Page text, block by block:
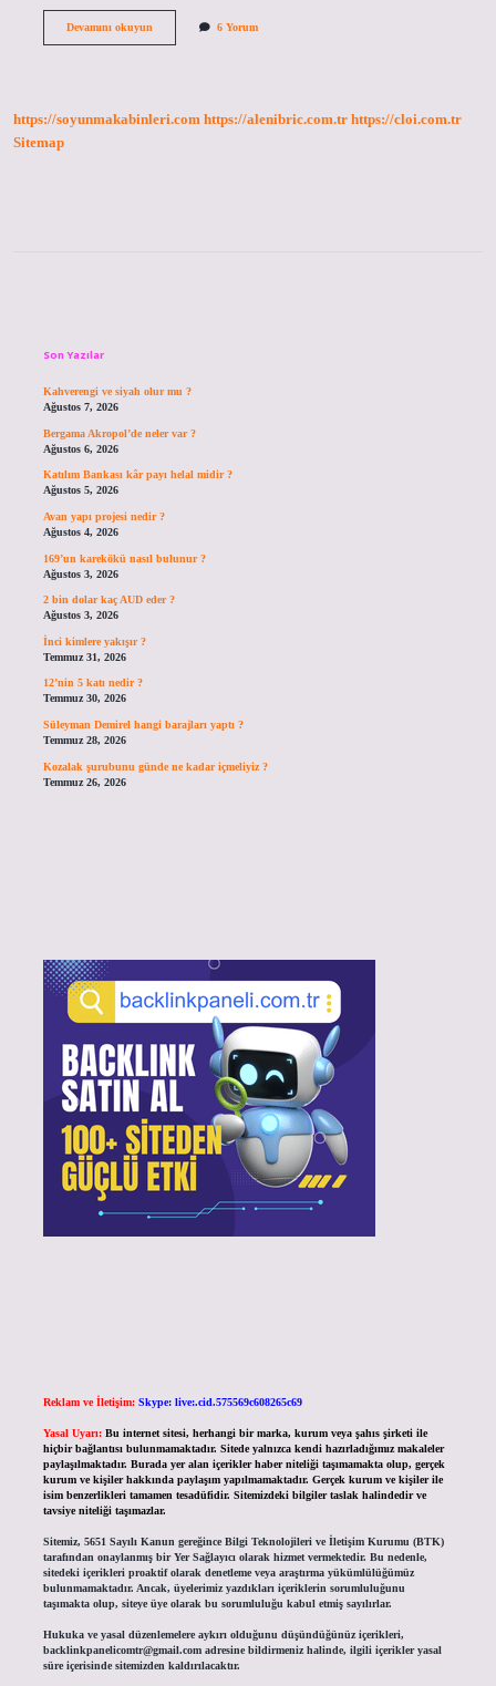
Devamını okuyunKalp
6 Yorum
https://soyunmakabinleri.com https://alenibric.com.tr https://cloi.com.tr
Sitemap
Son Yazılar
Kahverengi ve siyah olur mu ?
Ağustos 7, 2026
Bergama Akropol’de neler var ?
Ağustos 6, 2026
Katılım Bankası kâr payı helal midir ?
Ağustos 5, 2026
Avan yapı projesi nedir ?
Ağustos 4, 2026
169’un karekökü nasıl bulunur ?
Ağustos 3, 2026
2 bin dolar kaç AUD eder ?
Ağustos 3, 2026
İnci kimlere yakışır ?
Temmuz 31, 2026
12’nin 5 katı nedir ?
Temmuz 30, 2026
Süleyman Demirel hangi barajları yaptı ?
Temmuz 28, 2026
Kozalak şurubunu günde ne kadar içmeliyiz ?
Temmuz 26, 2026
Reklam ve İletişim: Skype: live:.cid.575569c608265c69
Yasal Uyarı: Bu internet sitesi, herhangi bir marka, kurum veya şahıs şirketi ile
hiçbir bağlantısı bulunmamaktadır. Sitede yalnızca kendi hazırladığımız makaleler
paylaşılmaktadır. Burada yer alan içerikler haber niteliği taşımamakta olup, gerçek
kurum ve kişiler hakkında paylaşım yapılmamaktadır. Gerçek kurum ve kişiler ile
isim benzerlikleri tamamen tesadüfidir. Sitemizdeki bilgiler taslak halindedir ve
tavsiye niteliği taşımazlar.
Sitemiz, 5651 Sayılı Kanun gereğince Bilgi Teknolojileri ve İletişim Kurumu (BTK)
tarafından onaylanmış bir Yer Sağlayıcı olarak hizmet vermektedir. Bu nedenle,
sitedeki içerikleri proaktif olarak denetleme veya araştırma yükümlülüğümüz
bulunmamaktadır. Ancak, üyelerimiz yazdıkları içeriklerin sorumluluğunu
taşımakta olup, siteye üye olarak bu sorumluluğu kabul etmiş sayılırlar.
Hukuka ve yasal düzenlemelere aykırı olduğunu düşündüğünüz içerikleri,
backlinkpanelicomtr@gmail.comadresine bildirmeniz halinde, ilgili içerikler yasal
süre içerisinde sitemizden kaldırılacaktır.